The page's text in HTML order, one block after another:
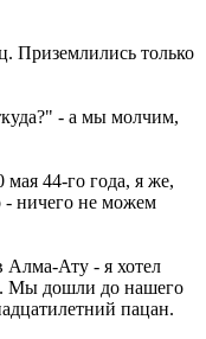
Приземлились только
- а мы молчим,
44-го года, я же,
- ничего не можем
Алма-Ату - я хотел
Мы дошли до нашего
пацан.